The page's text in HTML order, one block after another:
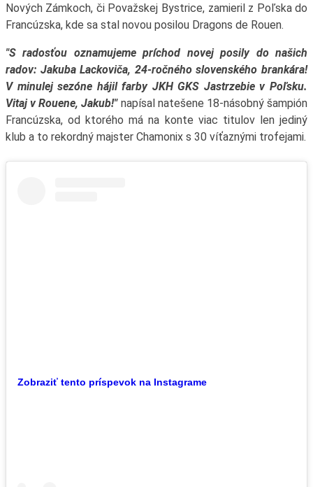
Nových Zámkoch, či Považskej Bystrice, zamieril z Poľska do
Francúzska, kde sa stal novou posilou Dragons de Rouen.
"S radosťou oznamujeme príchod novej posily do našich
radov: Jakuba Lackoviča, 24-ročného slovenského brankára!
V minulej sezóne hájil farby JKH GKS Jastrzebie v Poľsku.
Vitaj v Rouene, Jakub!"napísal natešene 18-násobný šampión
Francúzska, od ktorého má na konte viac titulov len jediný
klub a to rekordný majster Chamonix s 30 víťaznými trofejami.
Zobraziť tento príspevok na Instagrame